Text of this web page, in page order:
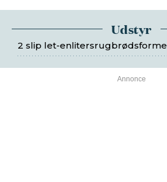
Udstyr
2 slip let-enlitersrugbrødsforme